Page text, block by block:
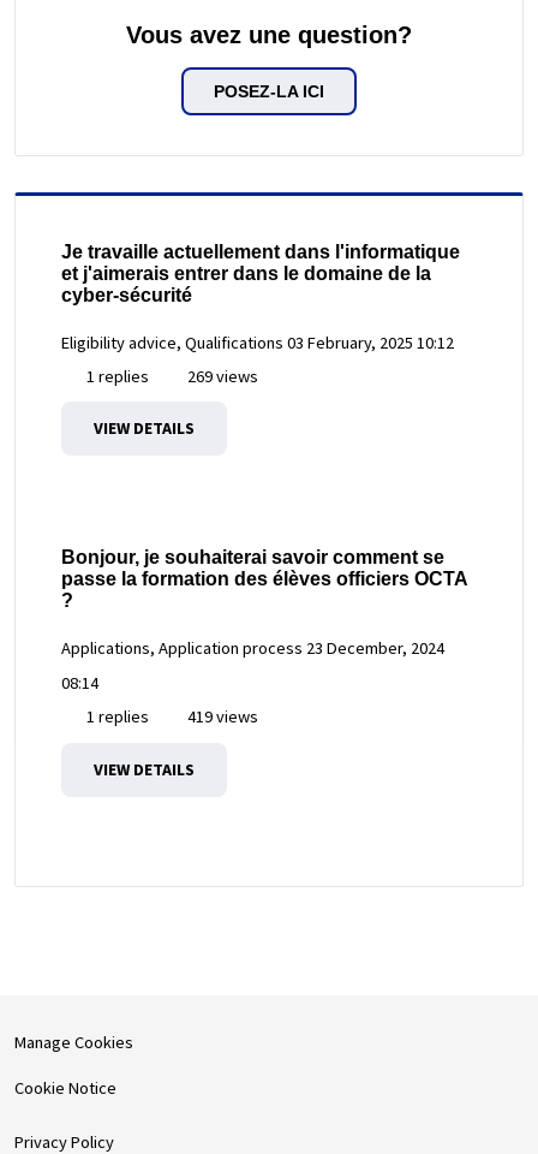
Vous avez une question?
POSEZ-LA ICI
Je travaille actuellement dans l'informatique
et j'aimerais entrer dans le domaine de la
cyber-sécurité
Eligibility advice, Qualifications 03 February, 2025 10:12
1 replies
269 views
VIEW DETAILS
Bonjour, je souhaiterai savoir comment se
passe la formation des élèves officiers OCTA
?
Applications, Application process 23 December, 2024
08:14
1 replies
419 views
VIEW DETAILS
Manage Cookies
Cookie Notice
Privacy Policy